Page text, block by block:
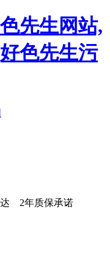
先生网站,
色先生污
达 2年质保承诺